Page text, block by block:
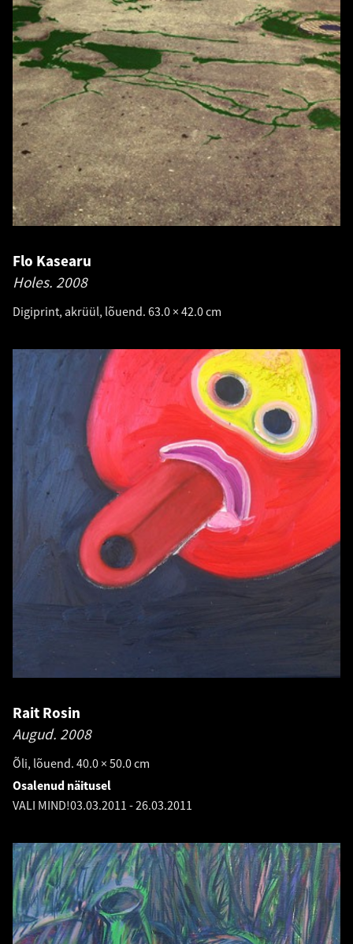
Flo Kasearu
Holes. 2008
Digiprint, akrüül, lõuend. 63.0 × 42.0 cm
Rait Rosin
Augud. 2008
Õli, lõuend. 40.0 × 50.0 cm
Osalenud näitusel
VALI MIND!03.03.2011 -26.03.2011